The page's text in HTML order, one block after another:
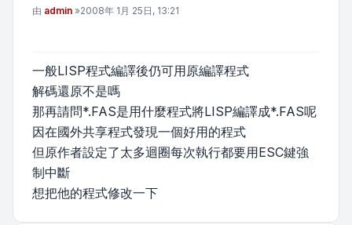
文章
由 admin »2008年 1月 25日, 13:21
一般LISP程式編譯後仍可用原編譯程式
解碼還原不是嗎
那再請問*.FAS是用什麼程式將LISP編譯成*.FAS呢
因在國外共享程式發現一個好用的程式
但原作者設定了太多迴圈每次執行都要用ESC鍵強
制中斷
想把他的程式修改一下